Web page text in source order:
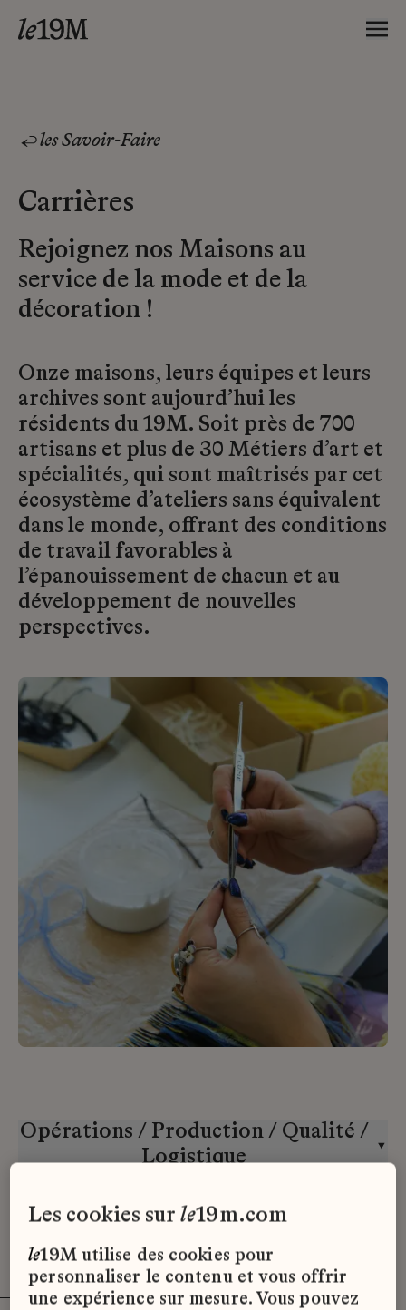
les Savoir-Faire
Carrières
Rejoignez nos Maisons au
service de la mode et de la
décoration !
Onze maisons, leurs équipes et leurs
archives sont aujourd’hui les
résidents du 19M. Soit près de 700
artisans et plus de 30 Métiers d’art et
spécialités, qui sont maîtrisés par cet
écosystème d’ateliers sans équivalent
dans le monde, offrant des conditions
de travail favorables à
l’épanouissement de chacun et au
développement de nouvelles
perspectives.
Opérations / Production / Qualité /
Logistique
Stage
Effacer les filtres (2) x
les cookies surle19m.com
le19M utilise des cookies pour
personnaliser le contenu et vous offrir
une expérience sur mesure. Vous pouvez